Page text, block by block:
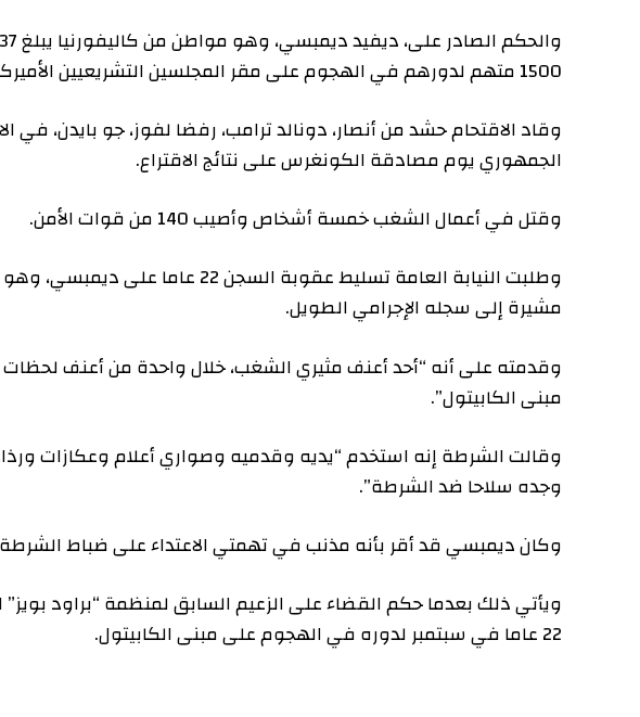
والحكم
وقاد الاقتحام حشد من أنصار، دونالد ترامب، رفضا لفوز، جو بايدن، في
الجمهوري يوم مصادقة الكونغرس على نتائج الاقتراع.
وقتل في أعمال الشغب خمسة أشخاص وأصيب 140 من قوات الأمن.
وطلبت النيابة العامة تسليط عقوبة السجن 22
مشيرة إلى سجله الإجرامي الطويل.
وقدمته على أنه “أحد أعنف مثيري الشغب، خلال واحدة من أعنف لحظات
مبنى الكابيتول”.
وقالت الشرطة إنه استخدم “يديه وقدميه وصواري أعلام وعكازات
وجده سلاحا ضد الشرطة”.
وكان ديمبسي قد أقر بأنه مذنب في تهمتي الاعتداء على ضباط الشرطة.
ويأتي ذلك بعدما حكم القضاء على الزعيم السابق لمنظمة “براود بويز”